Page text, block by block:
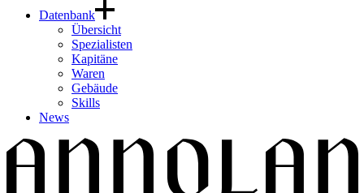
Datenbank
Übersicht
Spezialisten
Kapitäne
Waren
Gebäude
Skills
News